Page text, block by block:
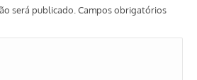
será publicado. Campos obrigatórios